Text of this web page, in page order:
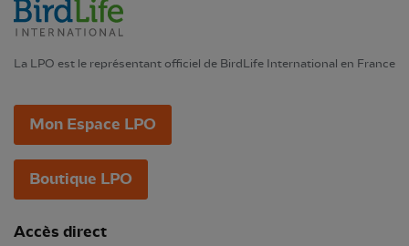
La LPO est le représentant officiel de BirdLife International en France
Mon Espace LPO
Boutique LPO
Accès direct